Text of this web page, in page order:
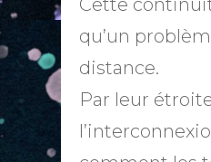
Cette
qu’un
distance.
Par leur